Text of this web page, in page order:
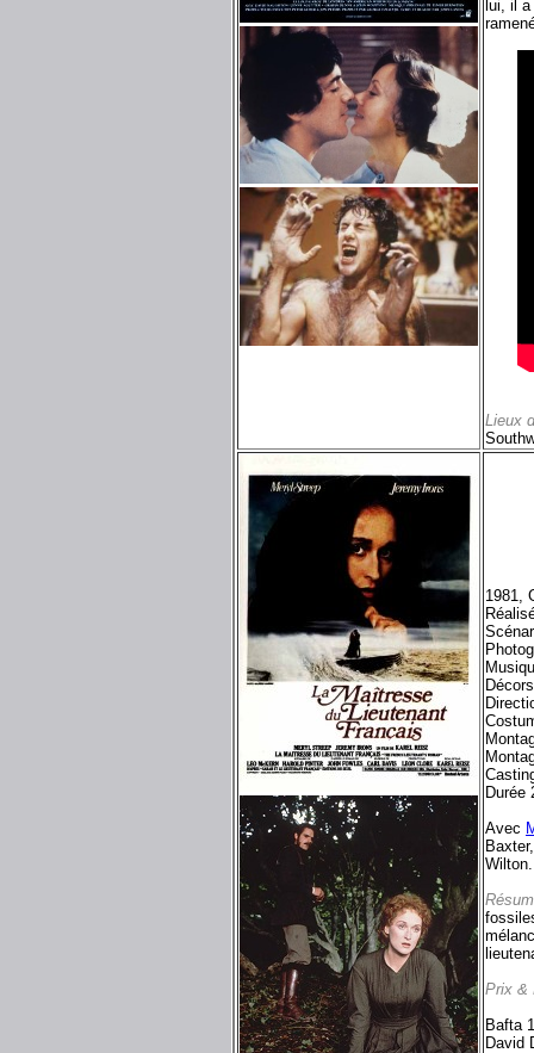
lui, il
Lieux
1981,
Durée
Avec
Prix &
Bafta
David